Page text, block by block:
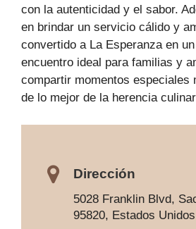
con la autenticidad y el sabor.
en brindar un servicio cálido y
convertido a La Esperanza en
encuentro ideal para familias y
compartir momentos especiales
de lo mejor de la herencia
Dirección
5028 Franklin Blvd,
95820, Estados Unidos